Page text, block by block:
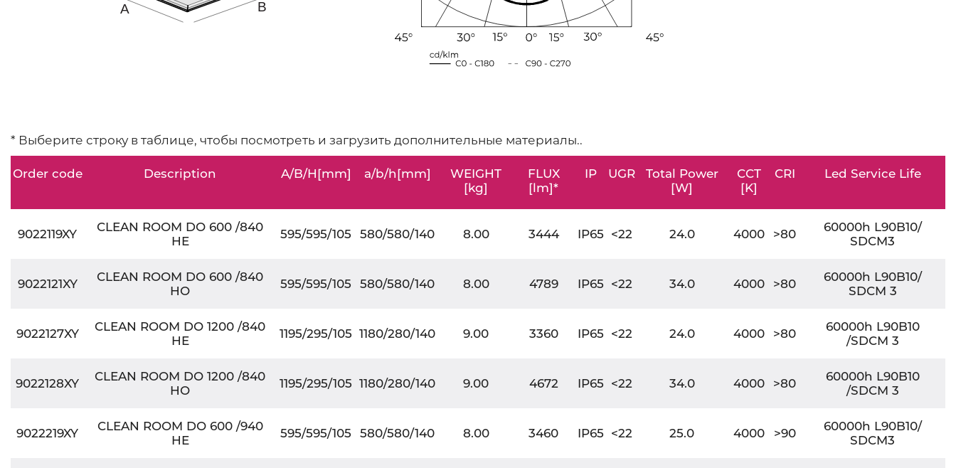
* Выберите строку в таблице, чтобы посмотреть и загрузить дополнительные материалы..
Order code Description A/B/H[mm] a/b/h[mm]
WEIGHT
[kg]
FLUX
[lm]*
IP UGR
Total Power
[W]
CCT
[K]
CRI Led Service Life
9022119XY
CLEAN ROOM DO 600 /840
HE
595/595/105 580/580/140 8.00 3444 IP65 <22 24.0 4000 >80
60000h L90B10/
SDCM3
9022121XY
CLEAN ROOM DO 600 /840
HO
595/595/105 580/580/140 8.00 4789 IP65 <22 34.0 4000 >80
60000h L90B10/
SDCM 3
9022127XY
CLEAN ROOM DO 1200 /840
HE
1195/295/105 1180/280/140 9.00 3360 IP65 <22 24.0 4000 >80
60000h L90B10
/SDCM 3
9022128XY
CLEAN ROOM DO 1200 /840
HO
1195/295/105 1180/280/140 9.00 4672 IP65 <22 34.0 4000 >80
60000h L90B10
/SDCM 3
9022219XY
CLEAN ROOM DO 600 /940
HE
595/595/105 580/580/140 8.00 3460 IP65 <22 25.0 4000 >90
60000h L90B10/
SDCM3